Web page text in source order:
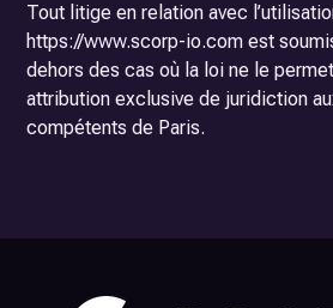
Tout litige en relation avec
https://www.scorp-io.com est
dehors des cas où la loi ne le
attribution exclusive de juridiction
compétents de Paris.